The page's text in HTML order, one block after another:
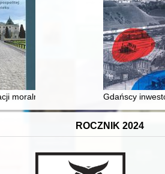
moralnej synów szlacheckich w XVI-
Gdańscy
ROCZNIK 2024